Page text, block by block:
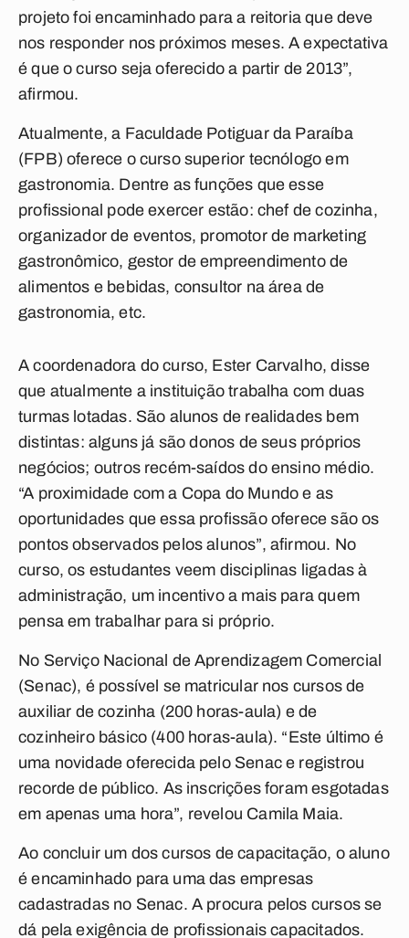
projeto foi encaminhado para a reitoria que deve
nos responder nos próximos meses. A expectativa
é que o curso seja oferecido a partir de 2013”,
afirmou.
Atualmente, a Faculdade Potiguar da Paraíba
(FPB) oferece o curso superior tecnólogo em
gastronomia. Dentre as funções que esse
profissional pode exercer estão: chef de cozinha,
organizador de eventos, promotor de marketing
gastronômico, gestor de empreendimento de
alimentos e bebidas, consultor na área de
gastronomia, etc.
A coordenadora do curso, Ester Carvalho, disse
que atualmente a instituição trabalha com duas
turmas lotadas. São alunos de realidades bem
distintas: alguns já são donos de seus próprios
negócios; outros recém-saídos do ensino médio.
“A proximidade com a Copa do Mundo e as
oportunidades que essa profissão oferece são os
pontos observados pelos alunos”, afirmou. No
curso, os estudantes veem disciplinas ligadas à
administração, um incentivo a mais para quem
pensa em trabalhar para si próprio.
No Serviço Nacional de Aprendizagem Comercial
(Senac), é possível se matricular nos cursos de
auxiliar de cozinha (200 horas-aula) e de
cozinheiro básico (400 horas-aula). “Este último é
uma novidade oferecida pelo Senac e registrou
recorde de público. As inscrições foram esgotadas
em apenas uma hora”, revelou Camila Maia.
Ao concluir um dos cursos de capacitação, o aluno
é encaminhado para uma das empresas
cadastradas no Senac. A procura pelos cursos se
dá pela exigência de profissionais capacitados.